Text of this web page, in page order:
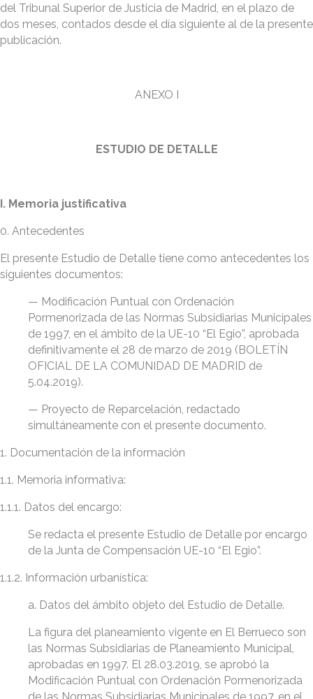
del Tribunal Superior de Justicia de Madrid, en el plazo de
dos meses, contados desde el día siguiente al de la presente
publicación.
ANEXO I
ESTUDIO DE DETALLE
I. Memoria justificativa
0. Antecedentes
El presente Estudio de Detalle tiene como antecedentes los
siguientes documentos:
— Modificación Puntual con Ordenación
Pormenorizada de las Normas Subsidiarias Municipales
de 1997, en el ámbito de la UE-10 “El Egio”, aprobada
definitivamente el 28 de marzo de 2019 (BOLETÍN
OFICIAL DE LA COMUNIDAD DE MADRID de
5.04.2019).
— Proyecto de Reparcelación, redactado
simultáneamente con el presente documento.
1. Documentación de la información
1.1. Memoria informativa:
1.1.1. Datos del encargo:
Se redacta el presente Estudio de Detalle por encargo
de la Junta de Compensación UE-10 “El Egio”.
1.1.2. Información urbanística:
a. Datos del ámbito objeto del Estudio de Detalle.
La figura del planeamiento vigente en El Berrueco son
las Normas Subsidiarias de Planeamiento Municipal,
aprobadas en 1997. El 28.03.2019, se aprobó la
Modificación Puntual con Ordenación Pormenorizada